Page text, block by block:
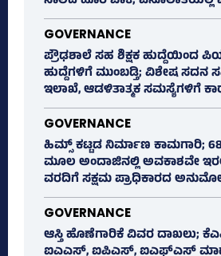
GOVERNANCE
ಪ್ರೌಢಶಾಲೆ ಸಹ ಶಿಕ್ಷಕ ಹುದ್ದೆಯಿಂದ
ಹುದ್ದೆಗಳಿಗೆ ಮುಂಬಡ್ತಿ; ವಿಶೇಷ ಸದನ
ಇಲಾಖೆ, ಆಡಳಿತಾತ್ಮಕ ಸಮಸ್ಯೆಗಳಿಗೆ
GOVERNANCE
ಹಿಮ್ಸ್‌ ಕಟ್ಟಡ ನಿರ್ಮಾಣ ಕಾಮಗಾರಿ;
ಮೂಲ ಅಂದಾಜಿನಲ್ಲಿ ಅವಕಾಶವೇ
ವರದಿಗೆ ಸಕ್ಷಮ ಪ್ರಾಧಿಕಾರದ
GOVERNANCE
ಆಸ್ತಿ ಹೊಣೆಗಾರಿಕೆ ವಿವರ ದಾಖಲು;